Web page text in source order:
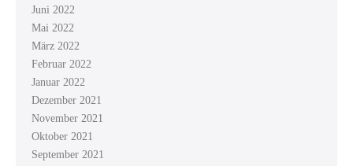
Juni 2022
Mai 2022
März 2022
Februar 2022
Januar 2022
Dezember 2021
November 2021
Oktober 2021
September 2021